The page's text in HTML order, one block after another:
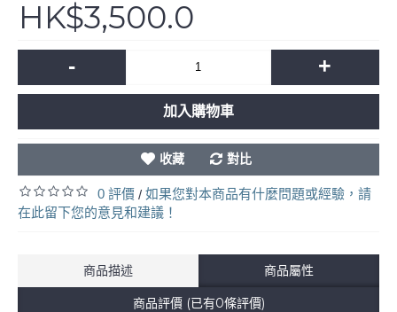
HK$3,500.0
- +
加入購物車
收藏 對比
0 評價 / 如果您對本商品有什麼問題或經驗，請
在此留下您的意見和建議！
商品描述 商品屬性
商品評價 (已有0條評價)